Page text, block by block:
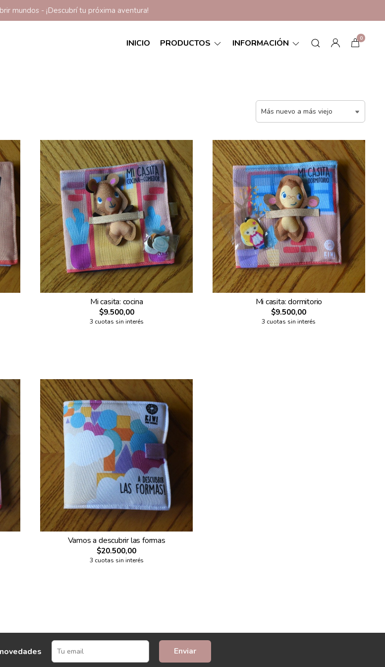
mundos - ¡Descubrí tu próxima aventura!
INICIO PRODUCTOS INFORMACIÓN 0
Mi casita: cocina
$9.500,00
3 cuotas sin interés
Mi casita: dormitorio
$9.500,00
3 cuotas sin interés
Vamos a descubrir las formas
$20.500,00
3 cuotas sin interés
Enviar